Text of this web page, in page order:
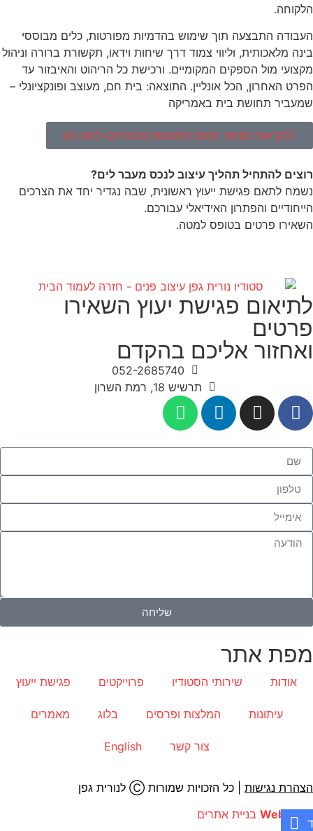
הלקוחה.
העבודה התבצעה תוך שימוש בהדמיות מפורטות, כלים מבוססי
בינה מלאכותית, וליווי צמוד דרך שיחות וידאו, תקשורת ברורה וניהול
מקצועי מול הספקים המקומיים. ורכישת כל הריהוט והאיבזור עד
הפרט האחרון, הכל אונליין. התוצאה: בית חם, מעוצב ופונקציונלי –
שמעביר תחושת בית באמריקה
לקריאת הסיפור המלא ולתמונות מהפרויקט לחצו כאן
רוצים להתחיל תהליך עיצוב לנכס מעבר לים?
נשמח לתאם פגישת ייעוץ ראשונית, שבה נגדיר יחד את הצרכים
הייחודיים והפתרון האידיאלי עבורכם.
השאירו פרטים בטופס למטה.
לתיאום פגישת יעוץ השאירו
פרטים
ואחזור אליכם בהקדם
052-2685740
תרשיש 18, רמת השרון
שליחה
מפת אתר
אודות שירותי הסטודיו פרוייקטים פגישת ייעוץ
עיתונות המלצות ופרסים בלוג מאמרים
צור קשר English
הצהרת נגישות | כל הזכויות שמורות Ⓒ לנורית גפן
WebGuys בניית אתרים